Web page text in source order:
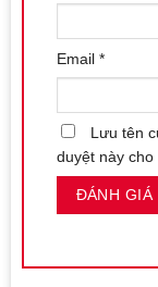
Email *
Lưu tên
duyệt này cho